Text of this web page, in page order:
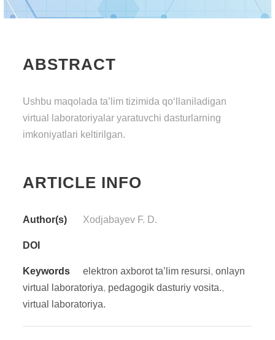
ABSTRACT
Ushbu maqolada ta’lim tizimida qo‘llaniladigan
virtual laboratoriyalar yaratuvchi dasturlarning
imkoniyatlari keltirilgan.
ARTICLE INFO
Author(s) Xodjabayev F. D.
DOI
Keywords elektron axborot ta’lim resursi, onlayn
virtual laboratoriya, pedagogik dasturiy vosita.,
virtual laboratoriya.